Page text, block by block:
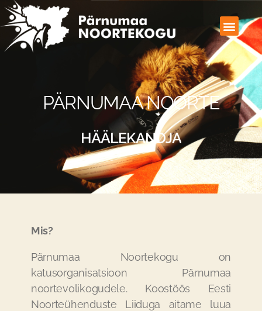
PÄRNUMAA NOORTE
HÄÄLEKANDJA
Mis?
Pärnumaa Noortekogu on
katusorganisatsioon Pärnumaa
noortevolikogudele. Koostöös Eesti
Noorteühenduste Liiduga aitame luua